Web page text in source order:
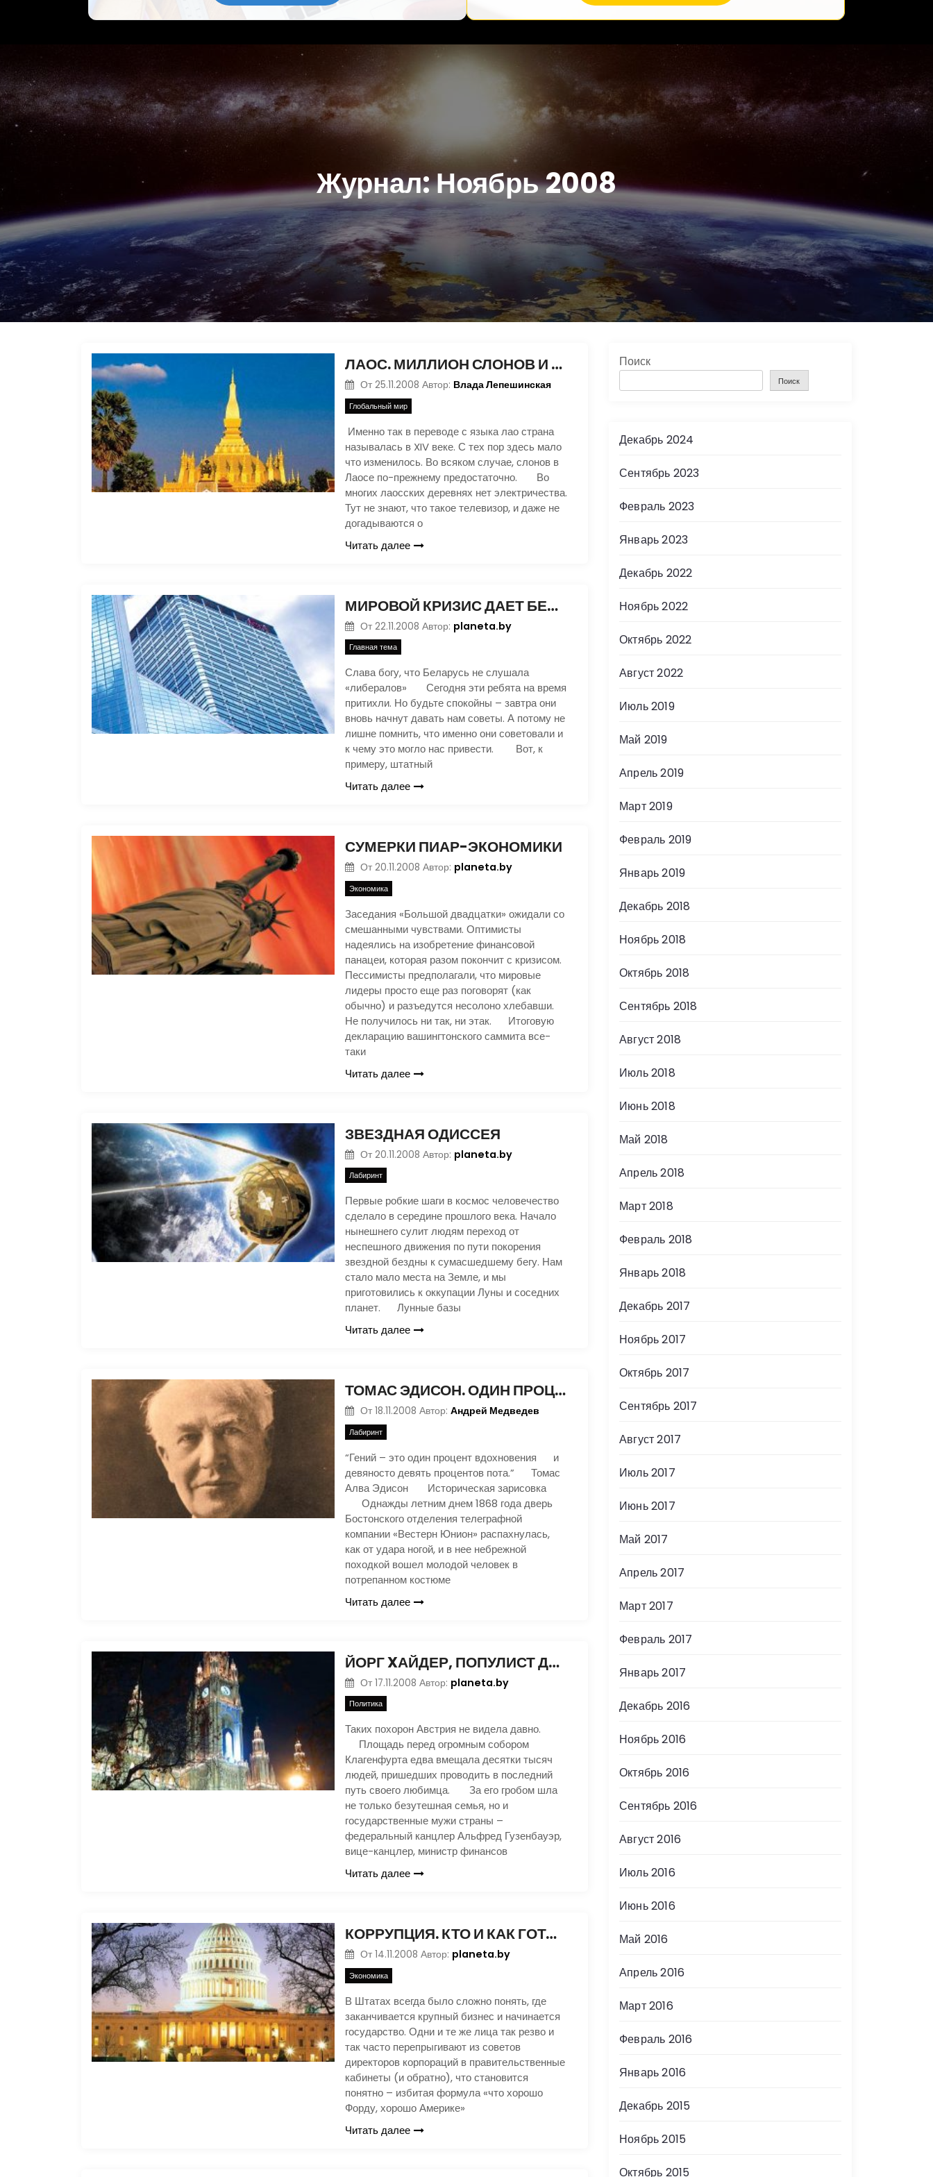
Журнал:Ноябрь 2008
ЛАОС. МИЛЛИОН СЛОНОВ И ОДИН БЕЛЫЙ ЗОНТ
От 25.11.2008 Автор: Влада Лепешинская
Глобальный мир
Именно так в переводе с языка лао страна
называлась в XIV веке. С тех пор здесь мало
что изменилось. Во всяком случае, слонов в
Лаосе по-прежнему предостаточно. Во
многих лаосских деревнях нет электричества.
Тут не знают, что такое телевизор, и даже не
догадываются о
Читать далее
МИРОВОЙ КРИЗИС ДАЕТ БЕЛАРУСИ ОТЛИЧНЫЙ ШАНС
От 22.11.2008 Автор: planeta.by
Главная тема
Слава богу, что Беларусь не слушала
«либералов» Сегодня эти ребята на время
притихли. Но будьте спокойны – завтра они
вновь начнут давать нам советы. А потому не
лишне помнить, что именно они советовали и
к чему это могло нас привести. Вот, к
примеру, штатный
Читать далее
СУМЕРКИ ПИАР-ЭКОНОМИКИ
От 20.11.2008 Автор: planeta.by
Экономика
Заседания «Большой двадцатки» ожидали со
смешанными чувствами. Оптимисты
надеялись на изобретение финансовой
панацеи, которая разом покончит с кризисом.
Пессимисты предполагали, что мировые
лидеры просто еще раз поговорят (как
обычно) и разъедутся несолоно хлебавши.
Не получилось ни так, ни этак. Итоговую
декларацию вашингтонского саммита все-
таки
Читать далее
ЗВЕЗДНАЯ ОДИССЕЯ
От 20.11.2008 Автор: planeta.by
Лабиринт
Первые робкие шаги в космос человечество
сделало в середине прошлого века. Начало
нынешнего сулит людям переход от
неспешного движения по пути покорения
звездной бездны к сумасшедшему бегу. Нам
стало мало места на Земле, и мы
приготовились к оккупации Луны и соседних
планет. Лунные базы
Читать далее
ТОМАС ЭДИСОН. ОДИН ПРОЦЕНТ ВДОХНОВЕНИЯ…
От 18.11.2008 Автор: Андрей Медведев
Лабиринт
“Гений – это один процент вдохновения и
девяносто девять процентов пота.” Томас
Алва Эдисон Историческая зарисовка
Однажды летним днем 1868 года дверь
Бостонского отделения телеграфной
компании «Вестерн Юнион» распахнулась,
как от удара ногой, и в нее небрежной
походкой вошел молодой человек в
потрепанном костюме
Читать далее
ЙОРГ XАЙДЕР, ПОПУЛИСТ ДА СКАНДАЛИСТ
От 17.11.2008 Автор: planeta.by
Политика
Таких похорон Австрия не видела давно.
Площадь перед огромным собором
Клагенфурта едва вмещала десятки тысяч
людей, пришедших проводить в последний
путь своего любимца. За его гробом шла
не только безутешная семья, но и
государственные мужи страны –
федеральный канцлер Альфред Гузенбауэр,
вице-канцлер, министр финансов
Читать далее
КОРРУПЦИЯ. КТО И КАК ГОТОВИЛ МИРОВОЙ КРИЗИС
От 14.11.2008 Автор: planeta.by
Экономика
В Штатах всегда было сложно понять, где
заканчивается крупный бизнес и начинается
государство. Одни и те же лица так резво и
так часто перепрыгивают из советов
директоров корпораций в правительственные
кабинеты (и обратно), что становится
понятно – избитая формула «что хорошо
Форду, хорошо Америке»
Читать далее
Поиск
Поиск
Декабрь 2024
Сентябрь 2023
Февраль 2023
Январь 2023
Декабрь 2022
Ноябрь 2022
Октябрь 2022
Август 2022
Июль 2019
Май 2019
Апрель 2019
Март 2019
Февраль 2019
Январь 2019
Декабрь 2018
Ноябрь 2018
Октябрь 2018
Сентябрь 2018
Август 2018
Июль 2018
Июнь 2018
Май 2018
Апрель 2018
Март 2018
Февраль 2018
Январь 2018
Декабрь 2017
Ноябрь 2017
Октябрь 2017
Сентябрь 2017
Август 2017
Июль 2017
Июнь 2017
Май 2017
Апрель 2017
Март 2017
Февраль 2017
Январь 2017
Декабрь 2016
Ноябрь 2016
Октябрь 2016
Сентябрь 2016
Август 2016
Июль 2016
Июнь 2016
Май 2016
Апрель 2016
Март 2016
Февраль 2016
Январь 2016
Декабрь 2015
Ноябрь 2015
Октябрь 2015